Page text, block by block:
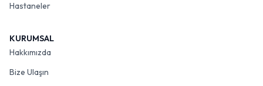
Hastaneler
KURUMSAL
Hakkımızda
Bize Ulaşın